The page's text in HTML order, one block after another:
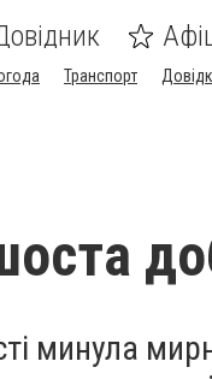
Транспорт
минула